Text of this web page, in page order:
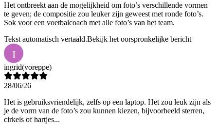
Het ontbreekt aan de mogelijkheid om foto’s verschillende vormen
te geven; de compositie zou leuker zijn geweest met ronde foto’s.
Sok voor een voetbalcoach met alle foto’s van het team.
Tekst automatisch vertaald.Bekijk het oorspronkelijke bericht
I
ingrid(voreppe)
28/06/26
Het is gebruiksvriendelijk, zelfs op een laptop. Het zou leuk zijn als
je de vorm van de foto’s zou kunnen kiezen, bijvoorbeeld sterren,
cirkels of hartjes...